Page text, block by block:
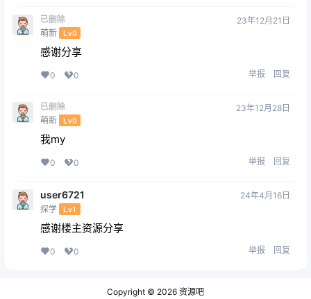
已删除
萌新 Lv0
23年12月21日
感谢分享
0 0 举报 回复
已删除
萌新 Lv0
23年12月28日
我my
0 0 举报 回复
user6721
探学 Lv1
24年4月16日
感谢楼主资源分享
0 0 举报 回复
Copyright © 2026 资源吧